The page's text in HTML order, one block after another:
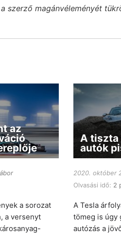
szerző magánvéleményét
az
a sorozat
a versenyt
A tiszta
autók
2020. október
Olvasási idő: 2
A Tesla
tömeg is úgy
autózás a